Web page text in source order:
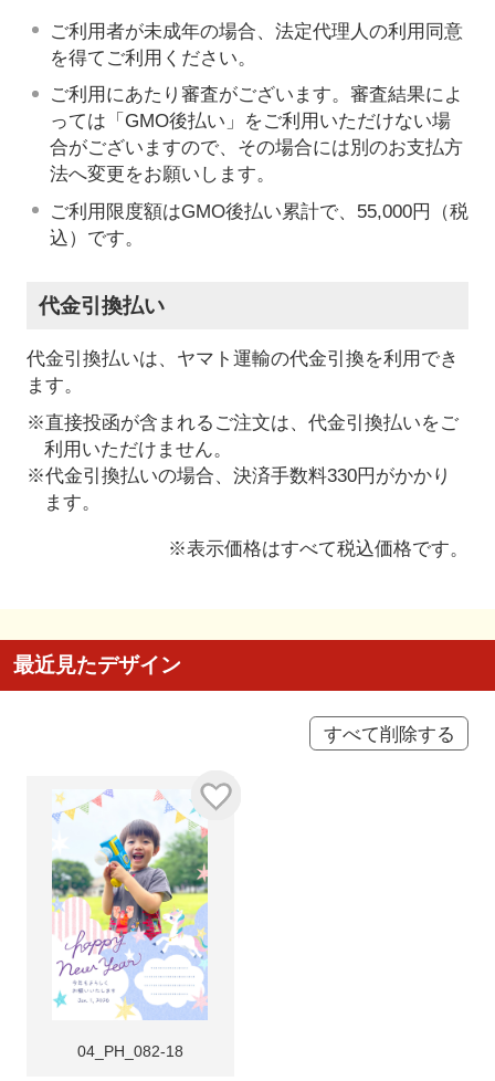
ご利用者が未成年の場合、法定代理人の利用同意
を得てご利用ください。
ご利用にあたり審査がございます。審査結果によ
っては「GMO後払い」をご利用いただけない場
合がございますので、その場合には別のお支払方
法へ変更をお願いします。
ご利用限度額はGMO後払い累計で、55,000円（税
込）です。
代金引換払い
代金引換払いは、ヤマト運輸の代金引換を利用でき
ます。
※直接投函が含まれるご注文は、代金引換払いをご
利用いただけません。
※代金引換払いの場合、決済手数料330円がかかり
ます。
※表示価格はすべて税込価格です。
最近見たデザイン
すべて削除する
04_PH_082-18